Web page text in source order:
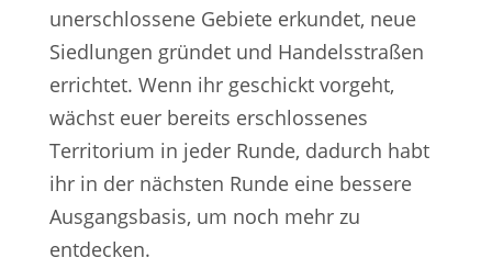
unerschlossene Gebiete erkundet, neue
Siedlungen gründet und Handelsstraßen
errichtet. Wenn ihr geschickt vorgeht,
wächst euer bereits erschlossenes
Territorium in jeder Runde, dadurch habt
ihr in der nächsten Runde eine bessere
Ausgangsbasis, um noch mehr zu
entdecken.